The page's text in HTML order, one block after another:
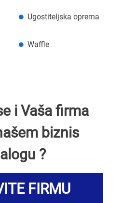
Ugostiteljska oprema
Waffle
i Vaša firma
biznis
?
FIRMU